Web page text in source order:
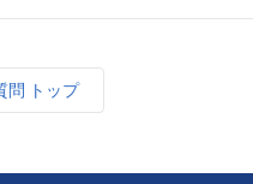
問 トップ